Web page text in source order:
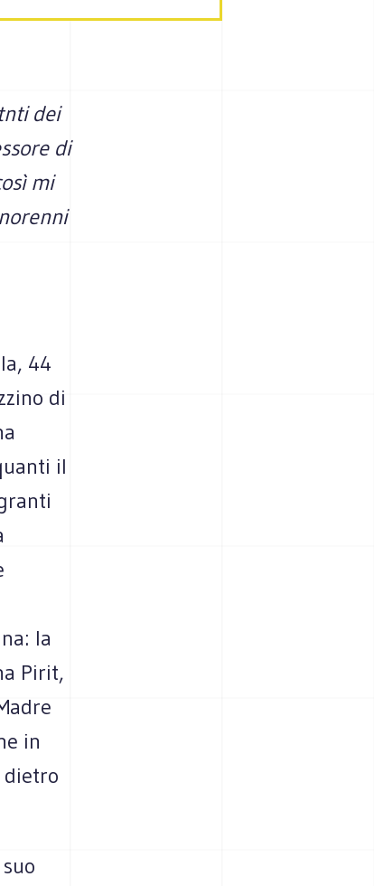
dei
di
mi
44
di
il
la
Pirit,
in
dietro